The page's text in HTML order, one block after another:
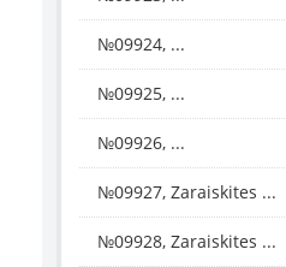
№09924, ...
№09925, ...
№09926, ...
№09927, Zaraiskites ...
№09928, Zaraiskites ...